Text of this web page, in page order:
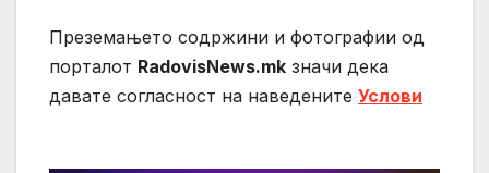
Преземањето содржини и фотографии од
порталот RadovisNews.mk значи дека
давате согласност на нaведените Услови